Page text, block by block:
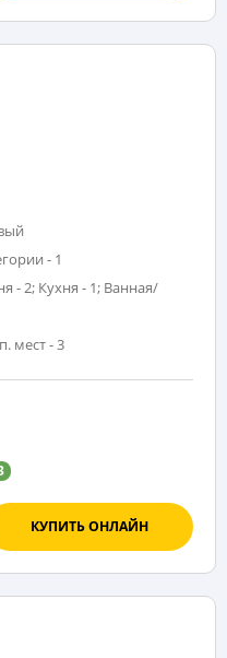
- 1
- 2; Кухня - 1; Ванная/
мест - 3
КУПИТЬ ОНЛАЙН